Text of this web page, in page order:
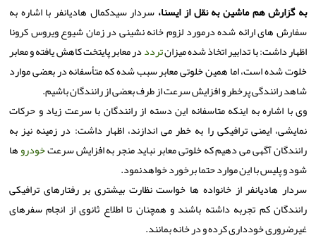
به گزارش هم ماشین به نقل از ایسنا،سردار سیدكمال هادیانفر با اشاره به
سفارش های ارائه شده درمورد لزوم خانه نشینی در زمان شیوع ویروس كرونا
اظهار داشت: با تدابیر اتخاذ شده میزانتردددر معابر پایتخت كاهش یافته و معابر
خلوت شده است، اما همین خلوتی معابر سبب شده كه متأسفانه در بعضی موارد
شاهد رانندگی پرخطر و افزایش سرعت از طرف بعضی از رانندگان باشیم.
وی با اشاره به اینكه متاسفانه این دسته از رانندگان با سرعت زیاد و حركات
نمایشی، ایمنی ترافیكی را به خطر می اندازند، اظهار داشت: در زمینه نیز به
رانندگان آگهی می دهیم كه خلوتی معابر نباید منجر به افزایش سرعتخودروها
شود و پلیس با این موارد حتما برخورد خواهدنمود.
سردار هادیانفر از خانواده ها خواست نظارت بیشتری بر رفتارهای ترافیكی
رانندگان كم تجربه داشته باشند و همچنان تا اطلاع ثانوی از انجام سفرهای
غیرضروری خودداری كرده و در خانه بمانند.